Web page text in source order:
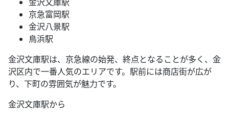
京急富岡駅
金沢八景駅
鳥浜駅
金沢文庫駅は、京急線の始発、終点となることが多く、金
沢区内で一番人気のエリアです。駅前には商店街が広が
り、下町の雰囲気が魅力です。
金沢文庫駅から